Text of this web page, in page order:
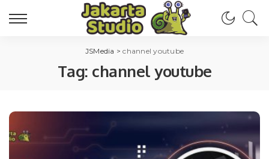
JSMedia >channel youtube
Tag: channel youtube